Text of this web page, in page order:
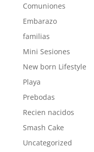
Comuniones
Embarazo
familias
Mini Sesiones
New born Lifestyle
Playa
Prebodas
Recien nacidos
Smash Cake
Uncategorized